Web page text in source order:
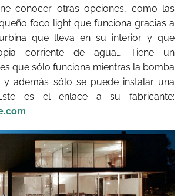
conocer otras opciones, como las
foco light que funciona gracias a
que lleva en su interior y que
corriente de agua… Tiene un
que sólo funciona mientras la bomba
y además sólo se puede instalar una
es el enlace a su fabricante: